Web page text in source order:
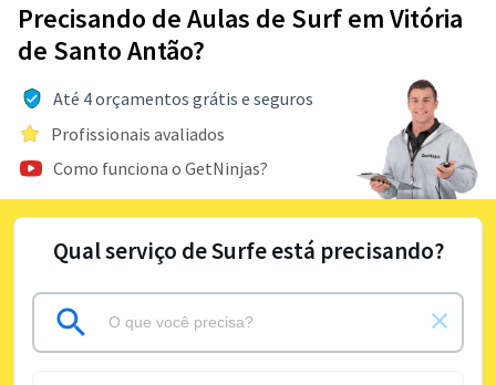
Precisando de Aulas de Surf em Vitória
de Santo Antão?
Até 4 orçamentos grátis e seguros
Profissionais avaliados
Como funciona o GetNinjas?
Qual serviço de Surfe está precisando?